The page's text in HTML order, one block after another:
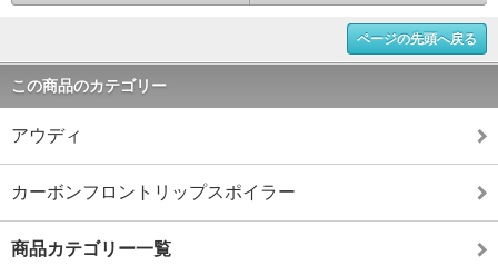
ページの先頭へ戻る
この商品のカテゴリー
アウディ
カーボンフロントリップスポイラー
商品カテゴリー一覧